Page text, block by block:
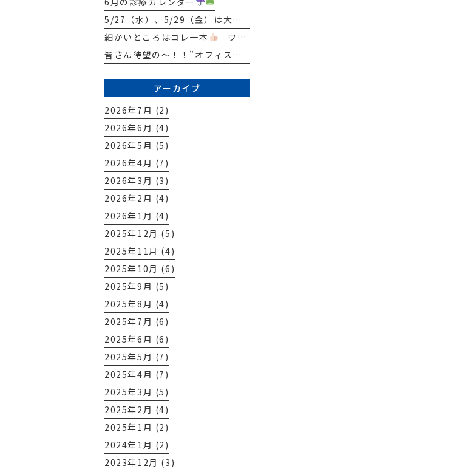
5/27（水）、5/29（金）は大先生（院長）はお休みとなります
細かいところはコレ一本
ワンタフトブラシ
皆さん待望の～！！”オフィスホワイトニング
アーカイブ
2026年7月 (2)
2026年6月 (4)
2026年5月 (5)
2026年4月 (7)
2026年3月 (3)
2026年2月 (4)
2026年1月 (4)
2025年12月 (5)
2025年11月 (4)
2025年10月 (6)
2025年9月 (5)
2025年8月 (4)
2025年7月 (6)
2025年6月 (6)
2025年5月 (7)
2025年4月 (7)
2025年3月 (5)
2025年2月 (4)
2025年1月 (2)
2024年1月 (2)
2023年12月 (3)